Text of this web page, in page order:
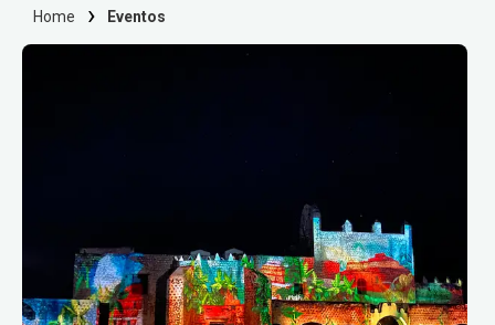
Home Eventos